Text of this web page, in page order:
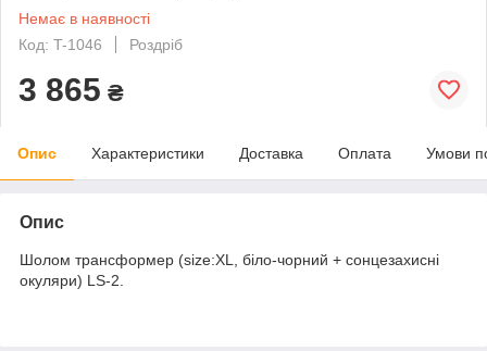
Немає в наявності
Код: T-1046
Роздріб
3 865 ₴
Опис Характеристики Доставка Оплата Умови
Опис
Шолом трансформер (size:ХL, біло-чорний + сонцезахисні
окуляри) LS-2.